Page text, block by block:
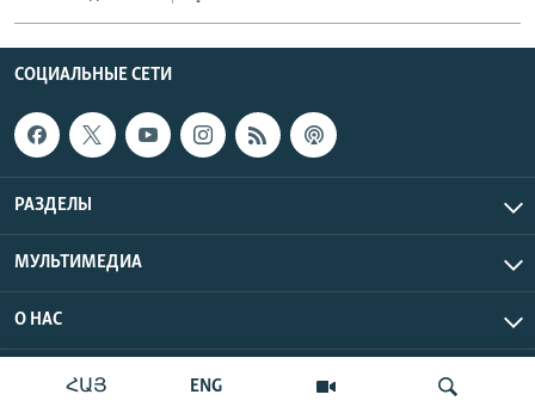
ՀԱՅ ENG
СОЦИАЛЬНЫЕ СЕТИ
РАЗДЕЛЫ
МУЛЬТИМЕДИА
О НАС
Радио Азатутюн © 2026 RFE/RL, Inc. Все права защищены.